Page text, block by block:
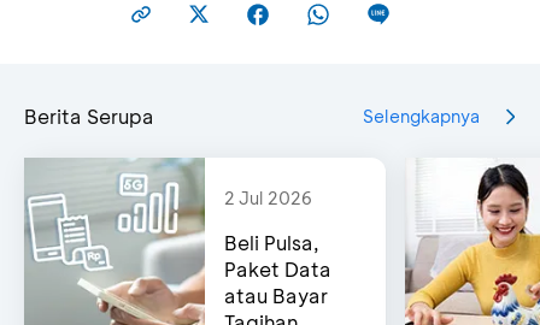
Berita Serupa Selengkapnya
2 Jul 2026
Beli Pulsa,
Paket Data
atau Bayar